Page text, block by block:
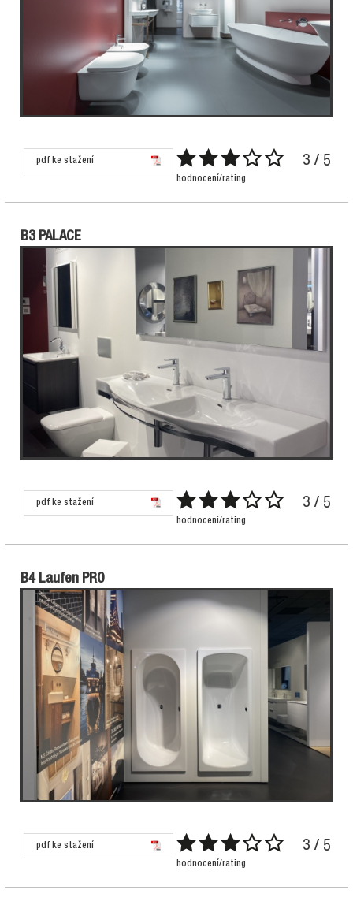
pdf ke stažení 3 / 5
hodnocení/rating
B3 PALACE
pdf ke stažení 3 / 5
hodnocení/rating
B4 Laufen PRO
pdf ke stažení 3 / 5
hodnocení/rating